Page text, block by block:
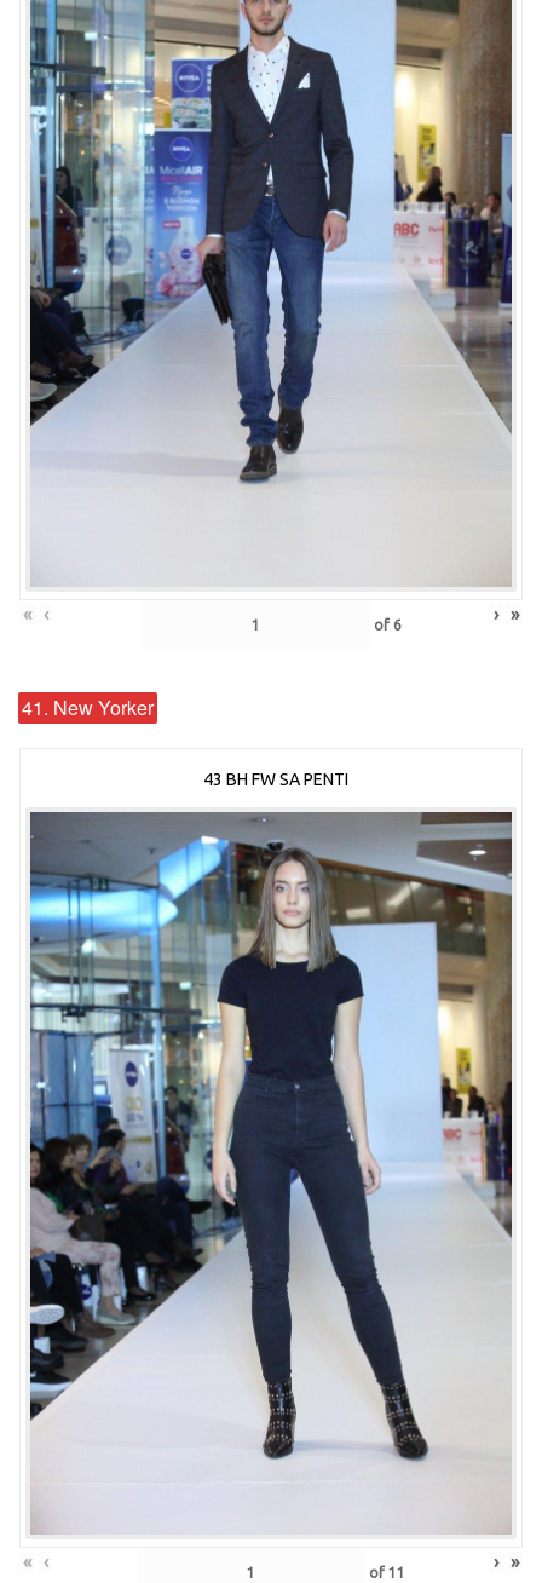
« ‹ of 6 › »
41. New Yorker
43 BH FW SA PENTI
« ‹ of 11 › »